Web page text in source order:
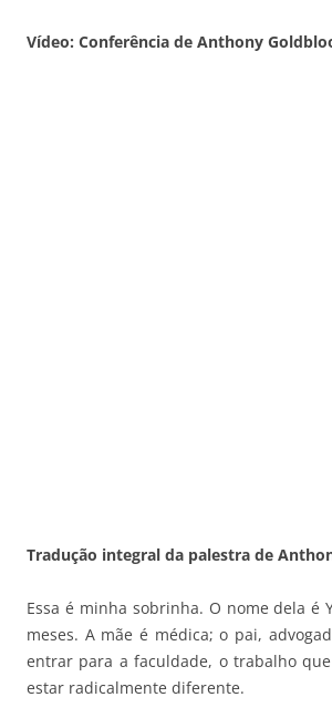
Vídeo: Conferência de Anthony
Tradução integral da palestra de
Essa é minha sobrinha. O nome dela é
meses. A mãe é médica; o pai,
entrar para a faculdade, o trabalho
estar radicalmente diferente.